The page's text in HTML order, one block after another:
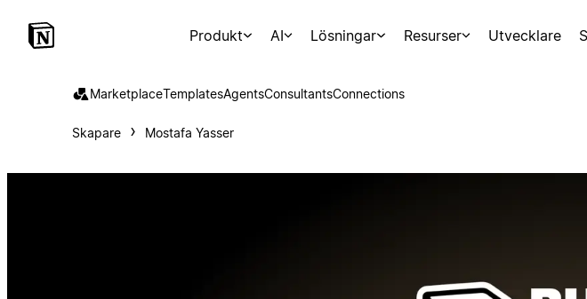
Produkt AI Lösningar Resurser Utvecklare
MarketplaceTemplatesAgentsConsultantsConnections
Skapare Mostafa Yasser